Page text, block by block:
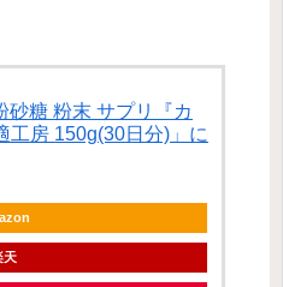
砂糖 粉末 サプリ『カ
工房 150g(30日分)」に
天